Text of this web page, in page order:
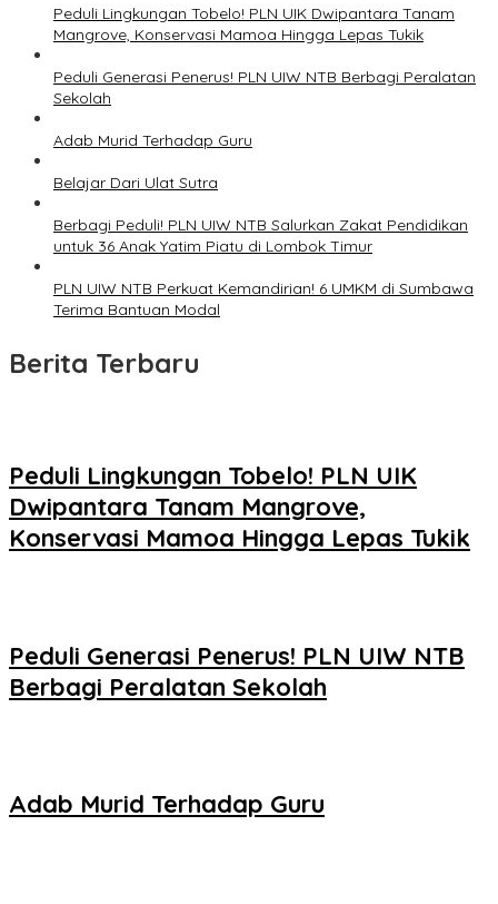
Peduli Lingkungan Tobelo! PLN UIK Dwipantara Tanam
Mangrove, Konservasi Mamoa Hingga Lepas Tukik
Peduli Generasi Penerus! PLN UIW NTB Berbagi Peralatan
Sekolah
Adab Murid Terhadap Guru
Belajar Dari Ulat Sutra
Berbagi Peduli! PLN UIW NTB Salurkan Zakat Pendidikan
untuk 36 Anak Yatim Piatu di Lombok Timur
PLN UIW NTB Perkuat Kemandirian! 6 UMKM di Sumbawa
Terima Bantuan Modal
Berita Terbaru
Peduli Lingkungan Tobelo! PLN UIK
Dwipantara Tanam Mangrove,
Konservasi Mamoa Hingga Lepas Tukik
Peduli Generasi Penerus! PLN UIW NTB
Berbagi Peralatan Sekolah
Adab Murid Terhadap Guru